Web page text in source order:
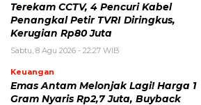
Terekam CCTV, 4 Pencuri Kabel
Penangkal Petir TVRI Diringkus,
Kerugian Rp80 Juta
Sabtu, 8 Agu 2026 - 22:27 WIB
Keuangan
Emas Antam Melonjak Lagi! Harga 1
Gram Nyaris Rp2,7 Juta, Buyback